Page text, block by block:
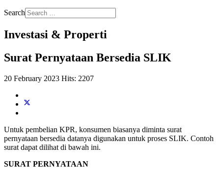
Search
Investasi & Properti
Surat Pernyataan Bersedia SLIK
20 February 2023 Hits: 2207
Untuk pembelian KPR, konsumen biasanya diminta surat
pernyataan bersedia datanya digunakan untuk proses SLIK. Contoh
surat dapat dilihat di bawah ini.
SURAT PERNYATAAN